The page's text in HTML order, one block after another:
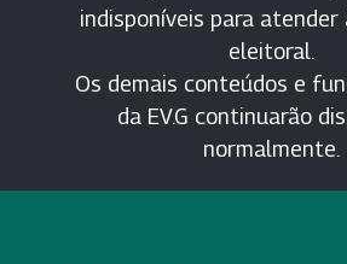
indisponíveis para atender
eleitoral.
Os demais conteúdos e
da EV.G continuarão
normalmente.